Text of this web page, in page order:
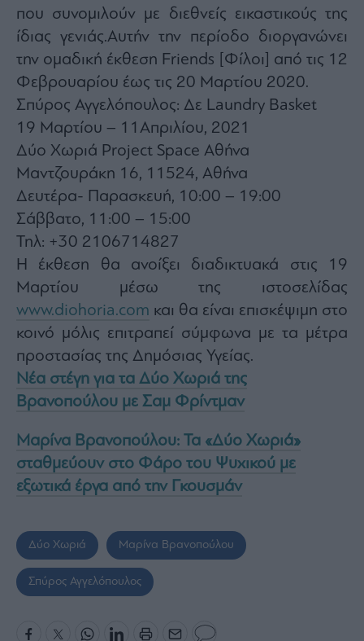
που συνομιλούν με διεθνείς εικαστικούς της
ίδιας γενιάς.Αυτήν την περίοδο διοργανώνει
την ομαδική έκθεση Friends [Φίλοι] από τις 12
Φεβρουαρίου έως τις 20 Μαρτίου 2020.
Σπύρος Αγγελόπουλος: Δε Laundry Basket
19 Μαρτίου – 11Απριλίου, 2021
Δύο Χωριά Project Space Αθήνα
Μαντζουράκη 16, 11524, Αθήνα
Δευτέρα- Παρασκευή, 10:00 – 19:00
Σάββατο, 11:00 – 15:00
Τηλ: +30 2106714827
H έκθεση θα ανοίξει διαδικτυακά στις 19
Μαρτίου μέσω της ιστοσελίδας
www.diohoria.com και θα είναι επισκέψιμη στο
κοινό μόλις επιτραπεί σύμφωνα με τα μέτρα
προστασίας της Δημόσιας Υγείας.
Νέα στέγη για τα Δύο Χωριά της
Βρανοπούλου με Σαμ Φρίντμαν
Μαρίνα Βρανοπούλου: Τα «Δύο Χωριά»
σταθμεύουν στο Φάρο του Ψυχικού με
εξωτικά έργα από την Γκουσμάν
Δύο Χωριά Μαρίνα Βρανοπούλου
Σπύρος Αγγελόπουλος